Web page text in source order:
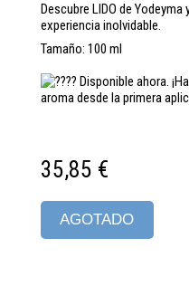
Descubre LIDO de
experiencia inolvidable.
Tamaño: 100 ml
Disponible ahora.
aroma desde la primera
35,85 €
AGOTADO